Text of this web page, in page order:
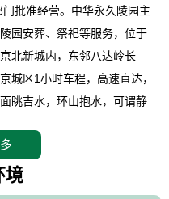
批准经营。中华永久陵园主
园安葬、祭祀等服务，位于
北新城内，东邻八达岭长
城区1小时车程，高速直达，
眺吉水，环山抱水，可谓静
作为前渠，由三条山脊环绕
，左青龙，右白虎，前朱
境